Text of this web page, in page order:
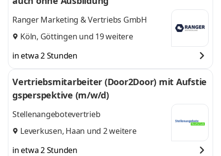
Ranger Marketing & Vertriebs GmbH
Köln, Göttingen und 19 weitere
in etwa 2 Stunden
Vertriebsmitarbeiter (Door2Door) mit Aufstie
gsperspektive (m/w/d)
Stellenangebotevertrieb
Leverkusen, Haan und 2 weitere
in etwa 2 Stunden